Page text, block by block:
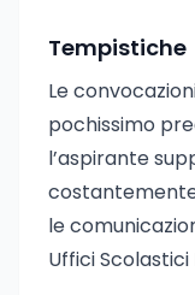
Tempistiche
Le
pochissimo
l’aspirante
le
Uffici Scolastici